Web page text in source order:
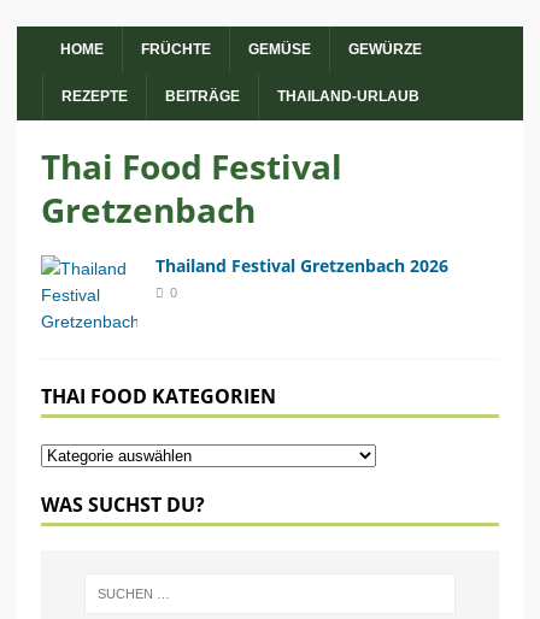
HOME FRÜCHTE GEMÜSE GEWÜRZE
REZEPTE BEITRÄGE THAILAND-URLAUB
Thai Food Festival
Gretzenbach
Thailand Festival Gretzenbach 2026
0
THAI FOOD KATEGORIEN
WAS SUCHST DU?